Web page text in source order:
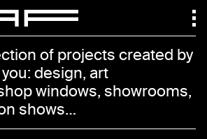
of projects created by
design, art
windows, showrooms,
shows…